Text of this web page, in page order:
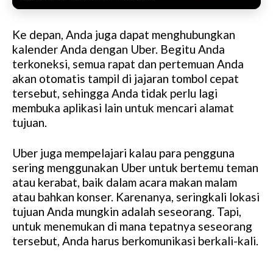
Ke depan, Anda juga dapat menghubungkan
kalender Anda dengan Uber. Begitu Anda
terkoneksi, semua rapat dan pertemuan Anda
akan otomatis tampil di jajaran tombol cepat
tersebut, sehingga Anda tidak perlu lagi
membuka aplikasi lain untuk mencari alamat
tujuan.
Uber juga mempelajari kalau para pengguna
sering menggunakan Uber untuk bertemu teman
atau kerabat, baik dalam acara makan malam
atau bahkan konser. Karenanya, seringkali lokasi
tujuan Anda mungkin adalah seseorang. Tapi,
untuk menemukan di mana tepatnya seseorang
tersebut, Anda harus berkomunikasi berkali-kali.